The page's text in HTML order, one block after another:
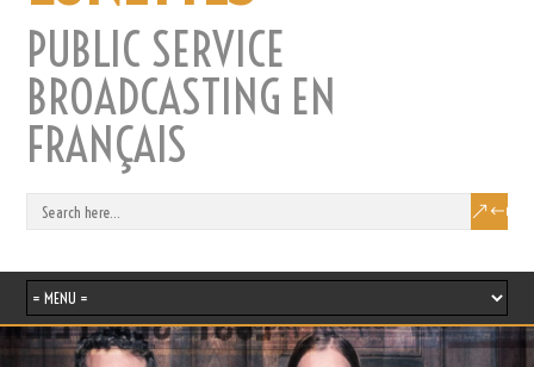
PUBLIC SERVICE
BROADCASTING EN
FRANÇAIS